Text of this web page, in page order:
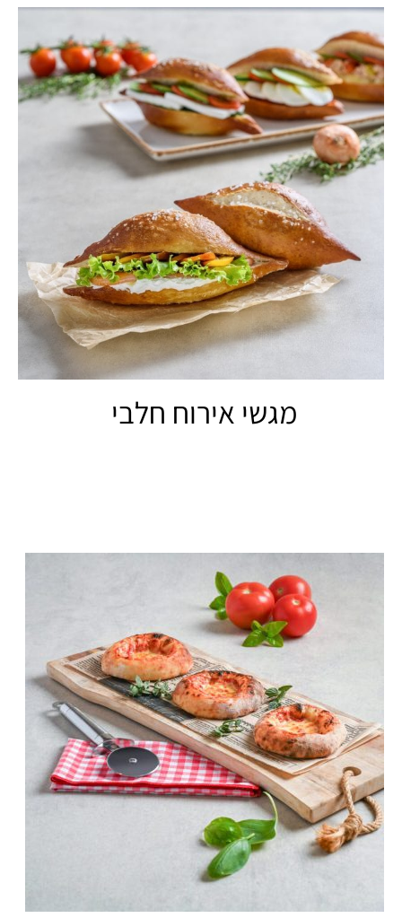
מגשי אירוח חלבי